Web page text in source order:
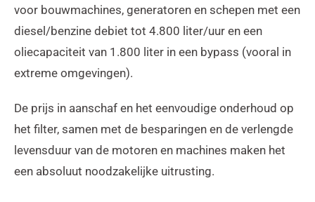
voor bouwmachines, generatoren en schepen met een
diesel/benzine debiet tot 4.800 liter/uur en een
oliecapaciteit van 1.800 liter in een bypass (vooral in
extreme omgevingen).
De prijs in aanschaf en het eenvoudige onderhoud op
het filter, samen met de besparingen en de verlengde
levensduur van de motoren en machines maken het
een absoluut noodzakelijke uitrusting.